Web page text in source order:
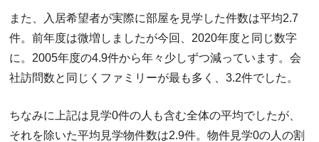
また、入居希望者が実際に部屋を見学した件数は平均2.7
件。前年度は微増しましたが今回、2020年度と同じ数字
に。2005年度の4.9件から年々少しずつ減っています。会
社訪問数と同じくファミリーが最も多く、3.2件でした。
ちなみに上記は見学0件の人も含む全体の平均でしたが、
それを除いた平均見学物件数は2.9件。物件見学0の人の割